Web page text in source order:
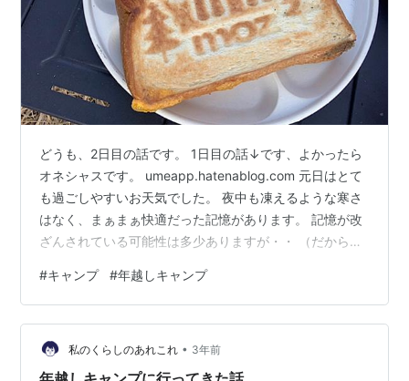
どうも、2日目の話です。 1日目の話↓です、よかったら
オネシャスです。 umeapp.hatenablog.com 元日はとて
も過ごしやすいお天気でした。 夜中も凍えるような寒さ
はなく、まぁまぁ快適だった記憶があります。 記憶が改
ざんされている可能性は多少ありますが・・ （だから帰
しょびしょになっていました。 備忘録を書く気が本当に
あったのか疑いたくなるような写真ですが、こんな感じ
の幕内。 （きったなぁ）（姪っ子KAWAI） 今回は寒さに
備えて、（もちろん私の物ではない）ローコット仕様で
した。（奥で姪っ子が座ってるやつ） しかしソロティピ
#キャンプ #年越しキャンプ
私のくらしのあれこれ • 3年前